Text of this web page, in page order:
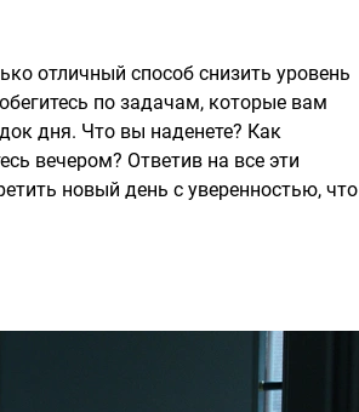
отличный способ снизить уровень
по задачам, которые вам
дня. Что вы наденете? Как
вечером? Ответив на все эти
новый день с уверенностью, что